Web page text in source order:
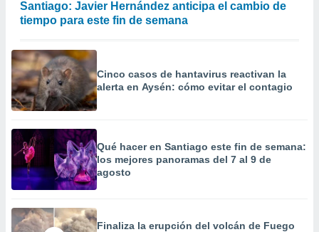
Santiago: Javier Hernández anticipa el cambio de
tiempo para este fin de semana
Cinco casos de hantavirus reactivan la
alerta en Aysén: cómo evitar el contagio
Qué hacer en Santiago este fin de semana:
los mejores panoramas del 7 al 9 de
agosto
Finaliza la erupción del volcán de Fuego